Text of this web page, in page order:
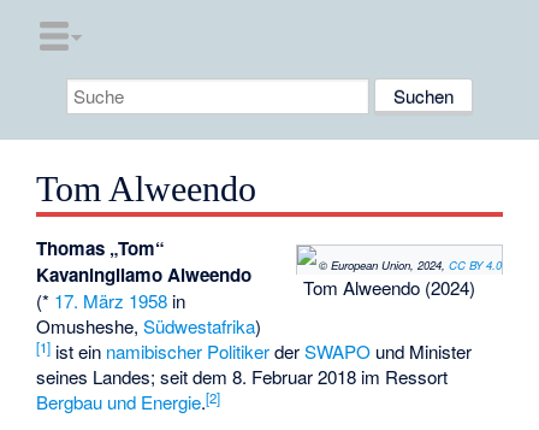
Tom Alweendo
© European Union, 2024, CC BY 4.0
Tom Alweendo (2024)
Thomas „Tom“
Kavaningilamo Alweendo
(* 17. März 1958 in
Omusheshe,Südwestafrika)
[1] ist ein namibischer PolitikerderSWAPO und Minister
seines Landes; seit dem 8. Februar 2018 im Ressort
Bergbau und Energie.[2]